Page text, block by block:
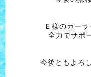
Ｅ様のカー
全力でサポ
今後ともよろ